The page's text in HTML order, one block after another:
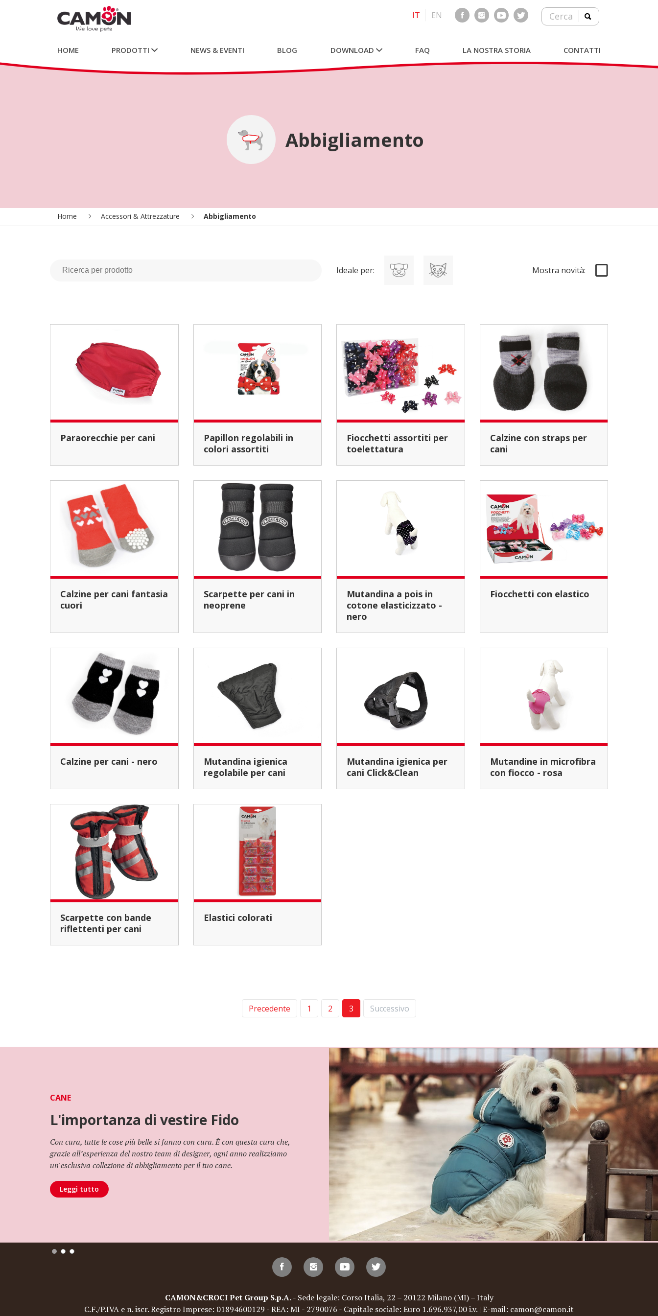
IT EN Cerca
HOME PRODOTTI NEWS & EVENTI BLOG DOWNLOAD FAQ LA NOSTRA STORIA CONTATTI
Abbigliamento
Home Accessori & Attrezzature Abbigliamento
Ideale per: Mostra novità:
Paraorecchie per cani
Papillon regolabili in
colori assortiti
Fiocchetti assortiti per
toelettatura
Calzine con straps per
cani
Calzine per cani fantasia
cuori
Scarpette per cani in
neoprene
Mutandina a pois in
cotone elasticizzato -
nero
Fiocchetti con elastico
Calzine per cani - nero
Mutandina igienica
regolabile per cani
Mutandina igienica per
cani Click&Clean
Mutandine in microfibra
con fiocco - rosa
Scarpette con bande
riflettenti per cani
Elastici colorati
Precedente 1 2 3 Successivo
CANE
L'importanza di vestire Fido
Con cura, tutte le cose più belle si fanno con cura. È con questa cura che,
grazie all’esperienza del nostro team di designer, ogni anno realizziamo
un'esclusiva collezione di abbigliamento per il tuo cane.
Leggi tutto
CAMON&CROCI Pet Group S.p.A.- Sede legale: Corso Italia, 22 – 20122 Milano (MI) – Italy
C.F./P.IVA e n. iscr. Registro Imprese: 01894600129 - REA: MI - 2790076 - Capitale sociale: Euro 1.696.937,00 i.v. | E-mail: camon@camon.it